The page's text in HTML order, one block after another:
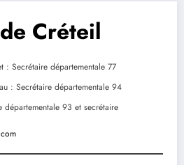
Créteil
: Secrétaire départementale 77
: Secrétaire départementale 94
départementale 93 et secrétaire